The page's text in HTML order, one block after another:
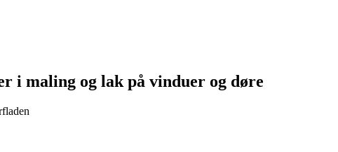
i maling og lak på vinduer og døre